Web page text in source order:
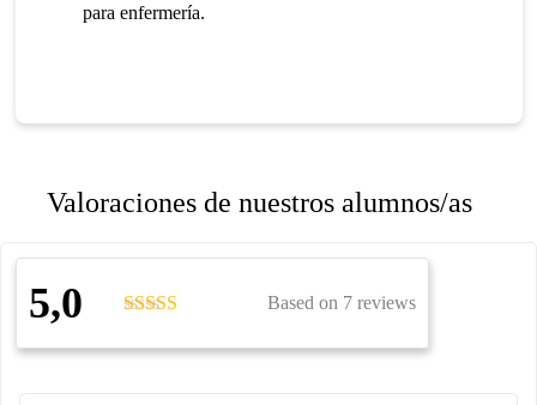
para enfermería.
Valoraciones de nuestros alumnos/as
5,0 Based on 7 reviews